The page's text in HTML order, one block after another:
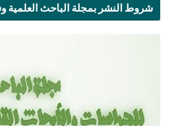
شروط النشر بمجلة الباحث العلمية